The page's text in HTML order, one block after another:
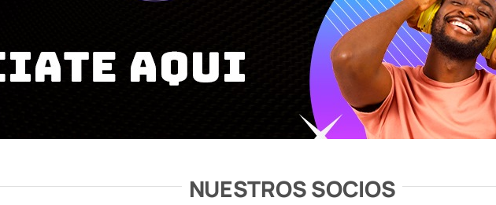
NUESTROS SOCIOS